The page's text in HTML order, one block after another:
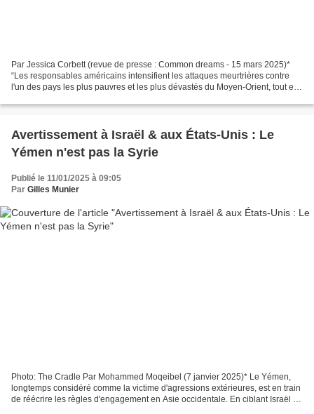
Par Jessica Corbett (revue de presse : Common dreams - 15 mars 2025)*
“Les responsables américains intensifient les attaques meurtrières contre
l'un des pays les plus pauvres et les plus dévastés du Moyen-Orient, tout en
Avertissement à Israël & aux États-Unis : Le
Yémen n'est pas la Syrie
Publié le 11/01/2025 à 09:05
Par Gilles Munier
Photo: The Cradle Par Mohammed Moqeibel (7 janvier 2025)* Le Yémen,
longtemps considéré comme la victime d'agressions extérieures, est en train
de réécrire les règles d'engagement en Asie occidentale. En ciblant Israël et